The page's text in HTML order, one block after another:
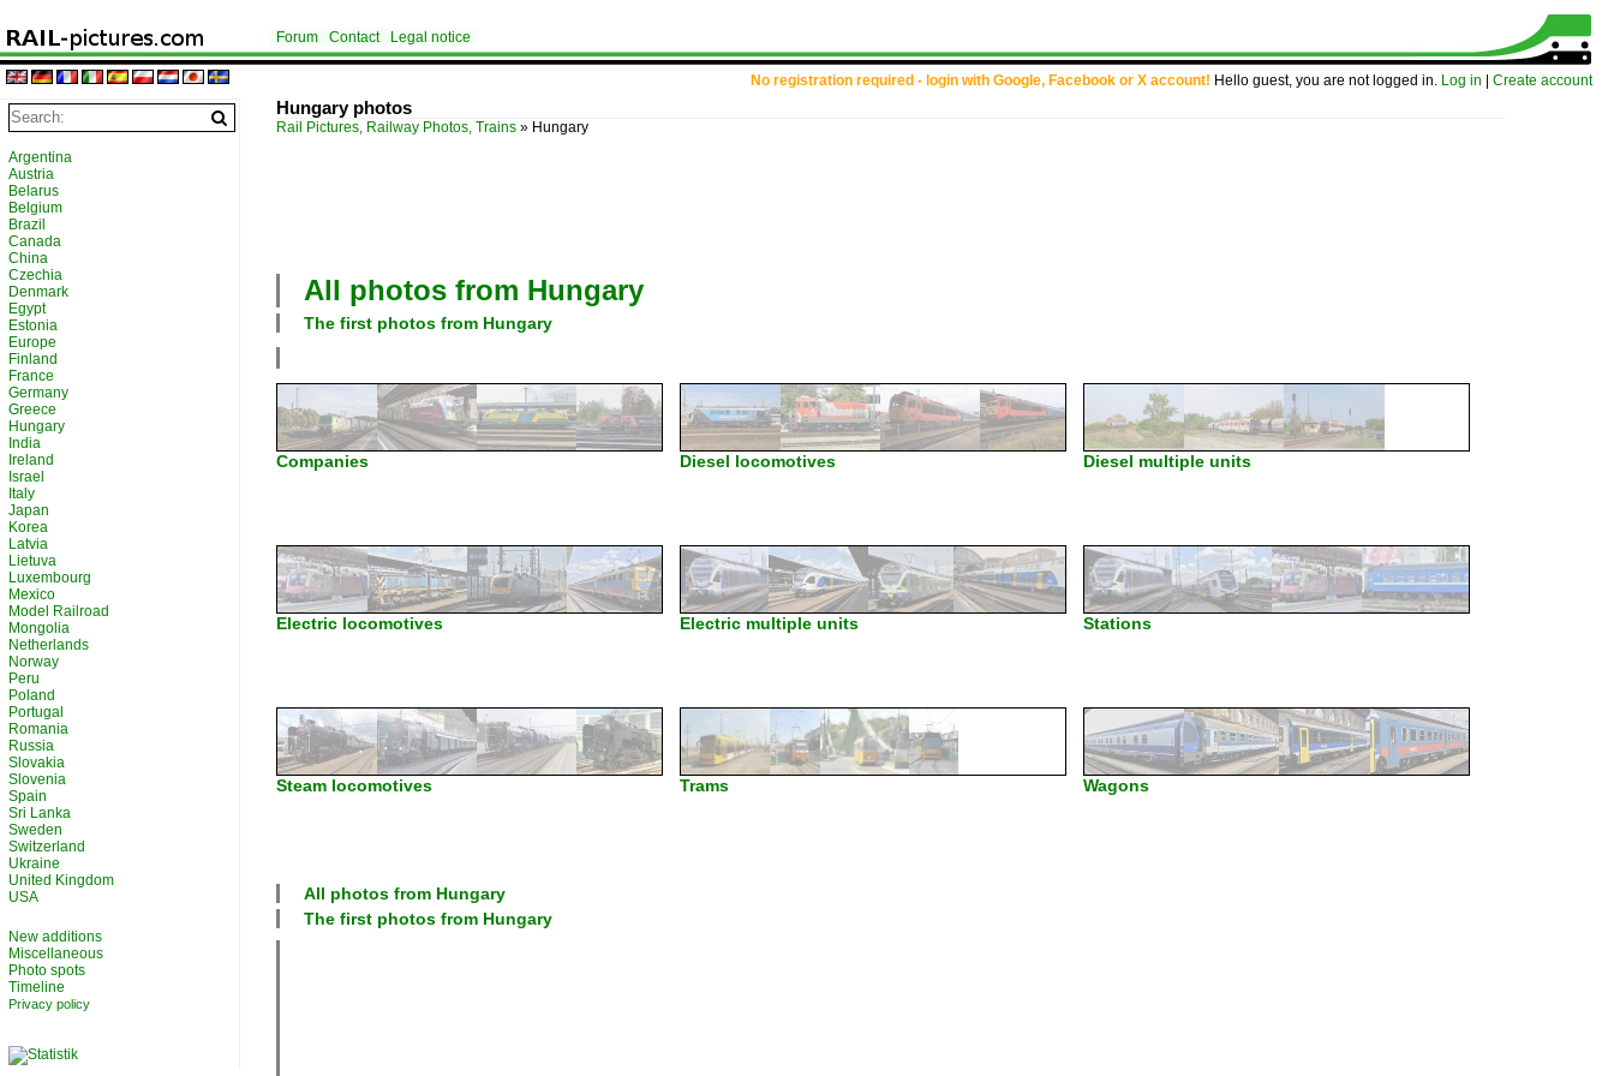
No registration required - login with Google, Facebook or X account! Hello guest, you are not logged in. Log in Create account
Forum Contact Legal notice
Hungary photos
Rail Pictures, Railway Photos, Trains » Hungary
All photos from Hungary
The first photos from Hungary
Companies Diesel locomotives Diesel multiple units
Electric locomotives Electric multiple units Stations
Steam locomotives Trams Wagons
All photos from Hungary
The first photos from Hungary
Argentina
Austria
Belarus
Belgium
Brazil
Canada
China
Czechia
Denmark
Egypt
Estonia
Europe
Finland
France
Germany
Greece
Hungary
India
Ireland
Israel
Italy
Japan
Korea
Latvia
Lietuva
Luxembourg
Mexico
Model Railroad
Mongolia
Netherlands
Norway
Peru
Poland
Portugal
Romania
Russia
Slovakia
Slovenia
Spain
Sri Lanka
Sweden
Switzerland
Ukraine
United Kingdom
USA
New additions
Miscellaneous
Photo spots
Timeline
Privacy policy